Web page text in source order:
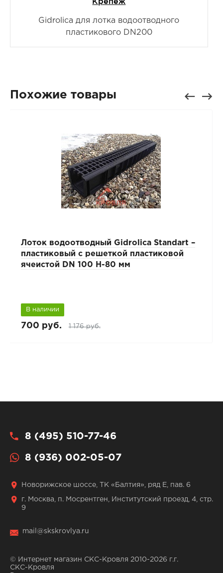
Gidrolica для лотка водоотводного
пластикового DN200
Похожие товары
Лоток водоотводный Gidrolica Standart –
пластиковый с решеткой пластиковой
ячеистой DN 100 H-80 мм
В наличии
700 руб. 1 176 руб.
8 (495) 510-77-46
8 (936) 002-05-07
Новорижское шоссе, ТК «Балтия», ряд Е, пав. 6
г. Москва, п. Мосрентген, Институтский проезд, 4, стр.
9
mail@skskrovlya.ru
© Интернет магазин СКС-Кровля 2010-2026 г.г.
СКС-Кровля